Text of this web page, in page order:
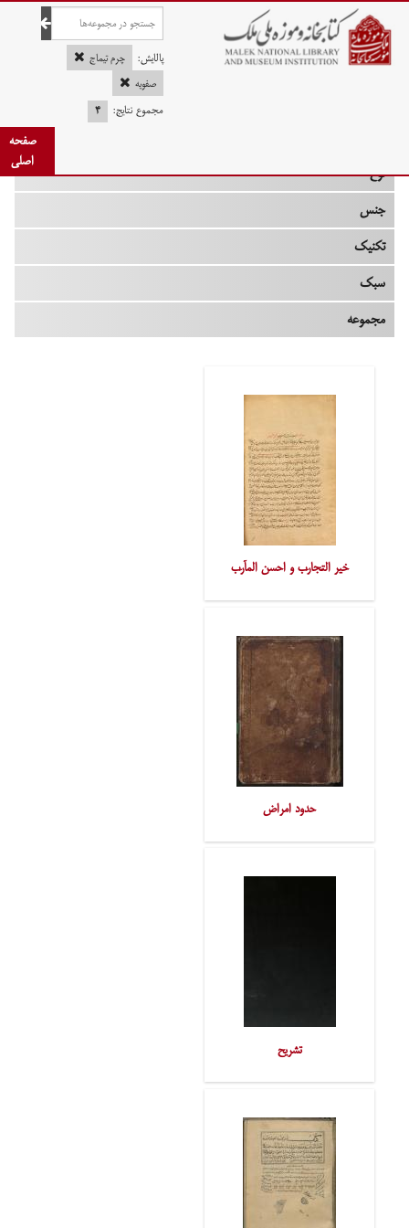
صفحه اصلی
پالایش:
چرم تیماج
صفویه
مجموع نتایج:
۴
صفحه
اصلی
نوع
جنس
تکنیک
سبک
مجموعه
خیر التّجارِب و احسن المآرِب
حدود امراض
تشریح